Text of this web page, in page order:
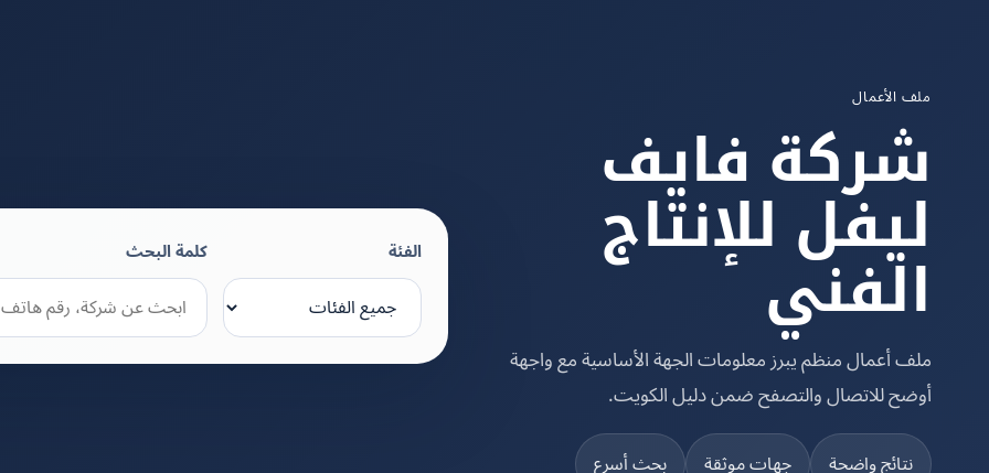
ملف الأعمال
شركة فايف
ليفل للإنتاج
الفني
ملف أعمال منظم يبرز معلومات الجهة الأساسية مع واجهة
أوضح للاتصال والتصفح ضمن دليل الكويت.
نتائج واضحة جهات موثقة بحث أسرع
الفئة كلمة البحث